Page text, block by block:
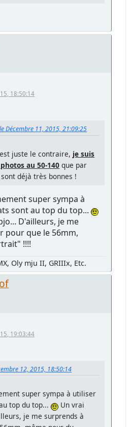
18:50:14
Décembre 11, 2015, 21:09:25
juste le contraire, je suis
au 50-140 que par
déjà très bonnes !
super sympa à
sont au top du top...
D'ailleurs, je me
pour que le 56mm,
!!!!
Oly mju II, GRIIIx, Etc.
19:03:44
12, 2015, 18:50:14
super sympa à utiliser
top du top...
Un vrai
je me surprends à